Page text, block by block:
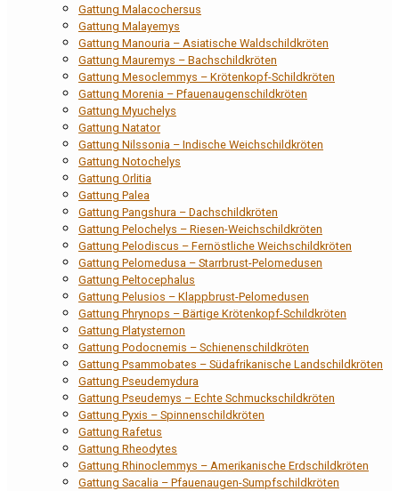
Gattung Malacochersus
Gattung Malayemys
Gattung Manouria – Asiatische Waldschildkröten
Gattung Mauremys – Bachschildkröten
Gattung Mesoclemmys – Krötenkopf-Schildkröten
Gattung Morenia – Pfauenaugenschildkröten
Gattung Myuchelys
Gattung Natator
Gattung Nilssonia – Indische Weichschildkröten
Gattung Notochelys
Gattung Orlitia
Gattung Palea
Gattung Pangshura – Dachschildkröten
Gattung Pelochelys – Riesen-Weichschildkröten
Gattung Pelodiscus – Fernöstliche Weichschildkröten
Gattung Pelomedusa – Starrbrust-Pelomedusen
Gattung Peltocephalus
Gattung Pelusios – Klappbrust-Pelomedusen
Gattung Phrynops – Bärtige Krötenkopf-Schildkröten
Gattung Platysternon
Gattung Podocnemis – Schienenschildkröten
Gattung Psammobates – Südafrikanische Landschildkröten
Gattung Pseudemydura
Gattung Pseudemys – Echte Schmuckschildkröten
Gattung Pyxis – Spinnenschildkröten
Gattung Rafetus
Gattung Rheodytes
Gattung Rhinoclemmys – Amerikanische Erdschildkröten
Gattung Sacalia – Pfauenaugen-Sumpfschildkröten